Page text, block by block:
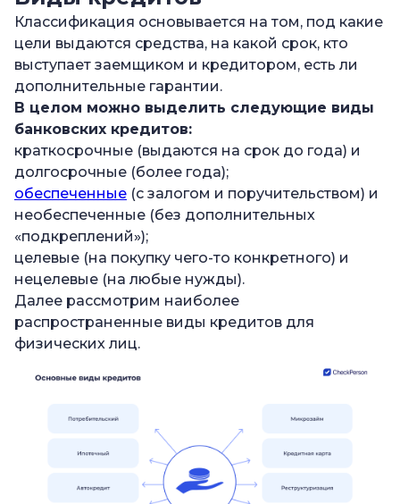
Классификация основывается на том, под какие
цели выдаются средства, на какой срок, кто
выступает заемщиком и кредитором, есть ли
дополнительные гарантии.
В целом можно выделить следующие виды
банковских кредитов:
краткосрочные (выдаются на срок до года) и
долгосрочные (более года);
обеспеченные (с залогом и поручительством) и
необеспеченные (без дополнительных
«подкреплений»);
целевые (на покупку чего-то конкретного) и
нецелевые (на любые нужды).
Далее рассмотрим наиболее
распространенные виды кредитов для
физических лиц.